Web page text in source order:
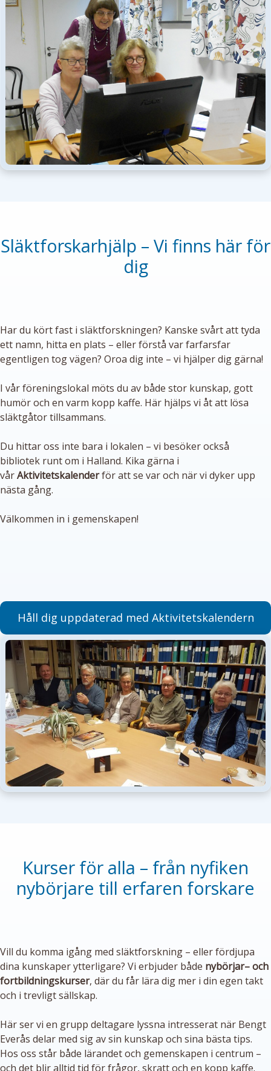
Släktforskarhjälp – Vi finns här för
dig
Har du kört fast i släktforskningen? Kanske svårt att tyda
ett namn, hitta en plats – eller förstå var farfarsfar
egentligen tog vägen? Oroa dig inte – vi hjälper dig gärna!
I vår föreningslokal möts du av både stor kunskap, gott
humör och en varm kopp kaffe. Här hjälps vi åt att lösa
släktgåtor tillsammans.
Du hittar oss inte bara i lokalen – vi besöker också
bibliotek runt om i Halland. Kika gärna i
vårAktivitetskalenderför att se var och när vi dyker upp
nästa gång.
Välkommen in i gemenskapen!
Håll dig uppdaterad med Aktivitetskalendern
Kurser för alla – från nyfiken
nybörjare till erfaren forskare
Vill du komma igång med släktforskning – eller fördjupa
dina kunskaper ytterligare? Vi erbjuder både nybörjar– och
fortbildningskurser, där du får lära dig mer i din egen takt
och i trevligt sällskap.
Här ser vi en grupp deltagare lyssna intresserat när Bengt
Everås delar med sig av sin kunskap och sina bästa tips.
Hos oss står både lärandet och gemenskapen i centrum –
och det blir alltid tid för frågor, skratt och en kopp kaffe.